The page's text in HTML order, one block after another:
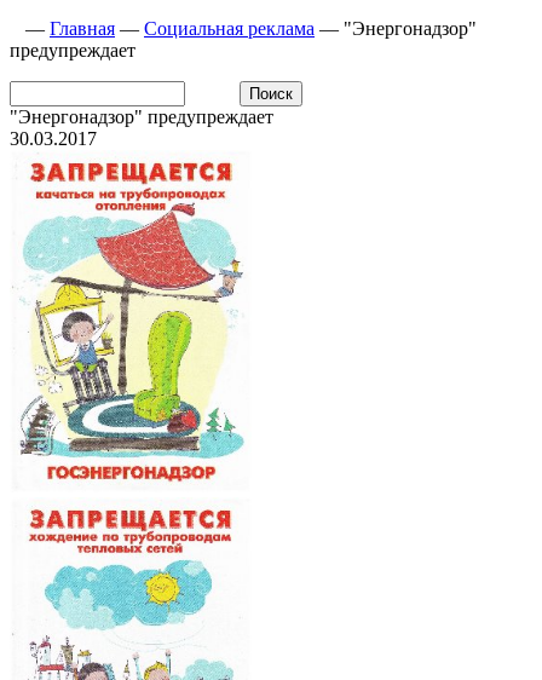
— Главная — Социальная реклама — "Энергонадзор"
предупреждает
"Энергонадзор" предупреждает
30.03.2017